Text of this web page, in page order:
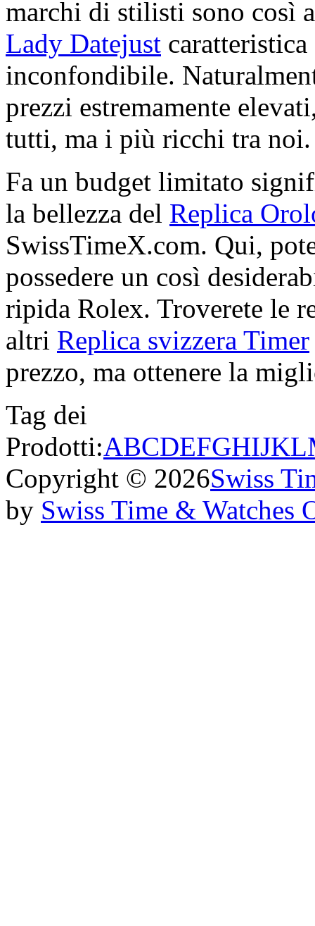
marchi di stilisti sono così
Lady Datejust
inconfondibile.
prezzi estremamente
tutti, ma i più ricchi tra noi.
Fa un budget limitato
la bellezza del Replica
SwissTimeX.com. Qui,
possedere un così
ripida Rolex. Troverete le
altri Replica svizzera Timer
prezzo, ma ottenere la
Tag dei
Prodotti:ABCDEFGHIJKL
Copyright © 2026Swiss
by Swiss Time & Watches